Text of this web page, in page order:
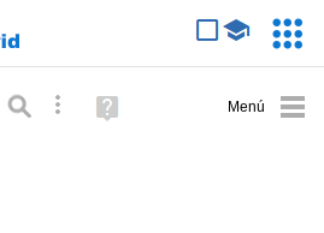
Búsqueda avanzada
Ayuda
(en